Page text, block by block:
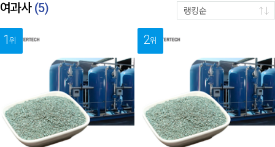
여과사 (5) 랭킹순
1위 2위